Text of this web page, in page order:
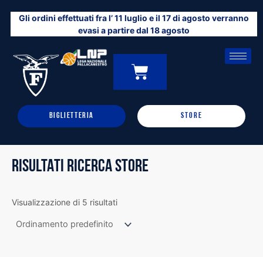
contenuto
Gli ordini effettuati fra l’ 11 luglio e il 17 di agosto verranno
evasi a partire dal 18 agosto
0
CARRELLO
BIGLIETTERIA STORE
RISULTATI RICERCA STORE
Visualizzazione di 5 risultati